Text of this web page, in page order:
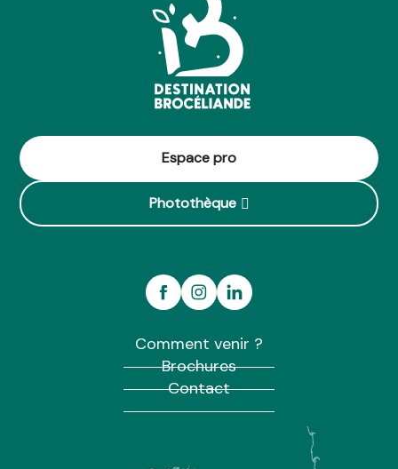
Espace pro
Photothèque
Comment venir ?
Brochures
Contact